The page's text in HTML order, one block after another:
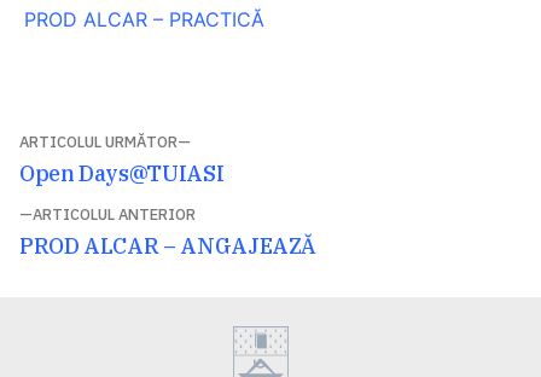
PROD ALCAR – PRACTICĂ
Navigare
în
articole
ARTICOLUL ANTERIOR
Articolul
PROD ALCAR – ANGAJEAZĂ
ARTICOLUL URMĂTOR
Articolul
Open Days@TUIASI